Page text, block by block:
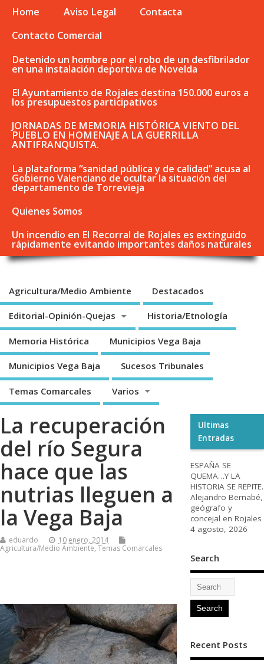
Home Aviso Legal
Contacta
Contacto Comercial
Detenido un hombre por el robo de un desfibrilador
en una instalación deportiva de Novelda
El Ayuntamiento de Rojales destina 150.000 euros a
los presupuestos participativos
JORNADAS DE MEMORIA HISTÓRICA VIENTO DEL
PUEBLO EN HOMENAJE A LA GUERRILLA
ANTIFRANQUISTA.
La plataforma “sanidad pública y de calidad” acusa al
Gobierno Valenciano de ocultar la situación del
departamento de Torrevieja
Quienes Somos
Un incendio en El Recorral de Rojales es extinguido
rápidamente evitando importantes daños naturales
Agricultura/Medio Ambiente Destacados
Editorial-Opinión-Quejas Historia/Etnología
Memoria Histórica Municipios Vega Baja
Municipios Vega Baja Sucesos Tribunales
Temas Comarcales Varios
La recuperación
del río Segura
hace que las
nutrias lleguen a
la Vega Baja
eduardo
10 enero, 2014
Agricultura/Medio Ambiente, Temas Comarcales
Ultimas
Entradas
ESPAÑA SE
QUEMA…Y LA
HISTORIA SE REPITE.
Alejandro Bernabé,
geógrafo y
concejal en Rojales
4 agosto, 2026
Search
Recent Posts